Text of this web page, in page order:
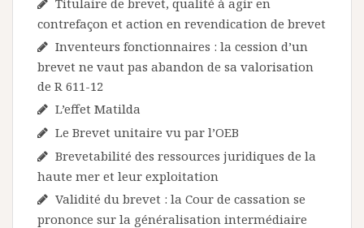
Titulaire de brevet, qualité à agir en
contrefaçon et action en revendication de brevet
Inventeurs fonctionnaires : la cession d’un
brevet ne vaut pas abandon de sa valorisation
de R 611-12
L’effet Matilda
Le Brevet unitaire vu par l’OEB
Brevetabilité des ressources juridiques de la
haute mer et leur exploitation
Validité du brevet : la Cour de cassation se
prononce sur la généralisation intermédiaire